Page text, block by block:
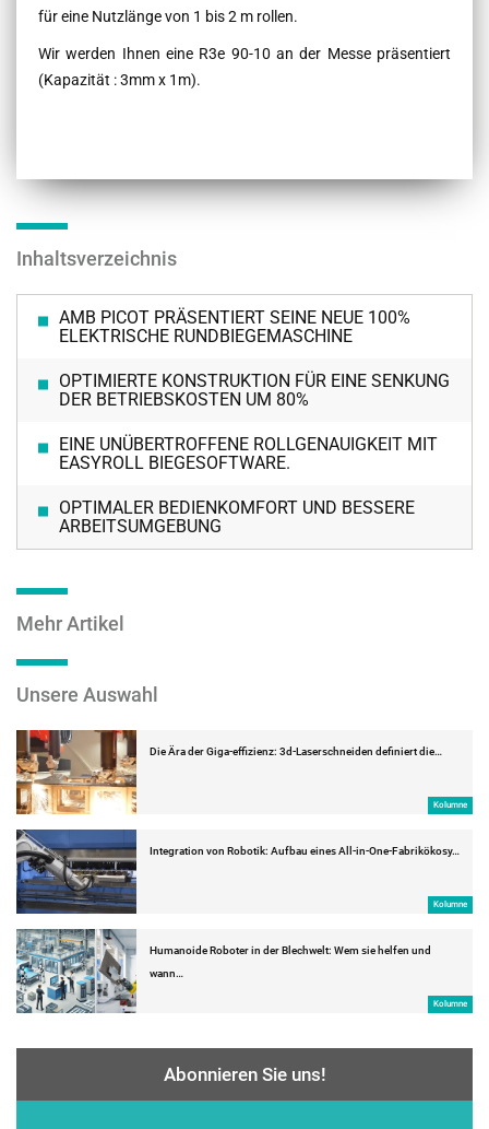
für eine Nutzlänge von 1 bis 2 m rollen.
Wir werden Ihnen eine R3e 90-10 an der Messe präsentiert
(Kapazität : 3mm x 1m).
Inhaltsverzeichnis
AMB PICOT PRÄSENTIERT SEINE NEUE 100%
ELEKTRISCHE RUNDBIEGEMASCHINE
OPTIMIERTE KONSTRUKTION FÜR EINE SENKUNG
DER BETRIEBSKOSTEN UM 80%
EINE UNÜBERTROFFENE ROLLGENAUIGKEIT MIT
EASYROLL BIEGESOFTWARE.
OPTIMALER BEDIENKOMFORT UND BESSERE
ARBEITSUMGEBUNG
Mehr Artikel
Unsere Auswahl
Die Ära der Giga-effizienz: 3d-Laserschneiden definiert die…
Kolumne
Integration von Robotik: Aufbau eines All-in-One-Fabrikökosy…
Kolumne
Humanoide Roboter in der Blechwelt: Wem sie helfen und
wann…
Kolumne
Abonnieren Sie uns!